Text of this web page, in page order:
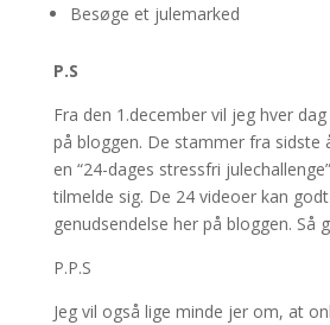
Besøge et julemarked
P.S
Fra den 1.december vil jeg hver
på bloggen. De stammer fra sidste
en “24-dages stressfri
tilmelde sig. De 24 videoer kan
genudsendelse her på bloggen. Så
P.P.S
Jeg vil også lige minde jer om, at